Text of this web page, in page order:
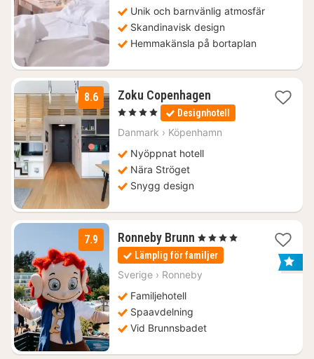
Unik och barnvänlig atmosfär
Skandinavisk design
Hemmakänsla på bortaplan
8.6 Zoku Copenhagen1
natt
från
1635
, 4 Stjärnor Designhotell
Danmark › Köpenhamn
Nyöppnat hotell
Nära Ströget
Snygg design
7.9 Ronneby Brunn 1
natt
från
1490
, 4 Stjärnor
Lämplig för familjer
Sverige › Ronneby
Familjehotell
Spaavdelning
Vid Brunnsbadet